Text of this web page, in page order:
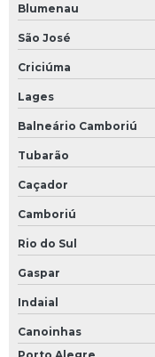
Blumenau
São José
Criciúma
Lages
Balneário Camboriú
Tubarão
Caçador
Camboriú
Rio do Sul
Gaspar
Indaial
Canoinhas